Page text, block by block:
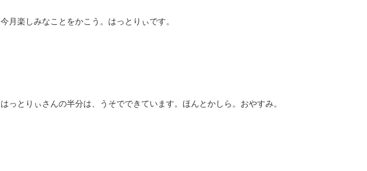
今月楽しみなことをかこう。はっとりぃです。
はっとりぃさんの半分は、うそでできています。ほんとかしら。おやすみ。